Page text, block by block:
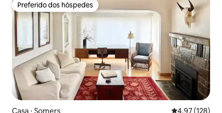
Preferido dos hóspedes
Preferido dos hóspedes
Casa ⋅ Somers 4,97 de uma
4,97 (128)